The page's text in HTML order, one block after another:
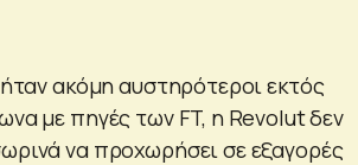
ακόμη αυστηρότεροι εκτός
με πηγές των FT, η Revolut δεν
να προχωρήσει σε εξαγορές